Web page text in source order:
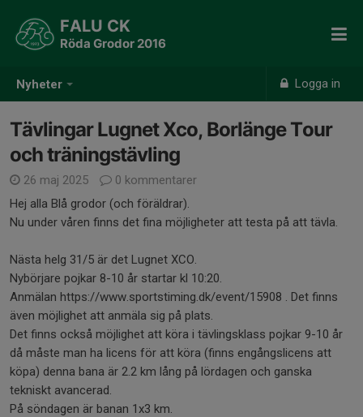
Nyheter Logga in
FALU CK
Röda Grodor 2016
Tävlingar Lugnet Xco, Borlänge Tour
och träningstävling
26 maj 2025
0 kommentarer
Hej alla Blå grodor (och föräldrar).
Nu under våren finns det fina möjligheter att testa på att tävla.
Nästa helg 31/5 är det Lugnet XCO.
Nybörjare pojkar 8-10 år startar kl 10:20.
Anmälan https://www.sportstiming.dk/event/15908 . Det finns
även möjlighet att anmäla sig på plats.
Det finns också möjlighet att köra i tävlingsklass pojkar 9-10 år
då måste man ha licens för att köra (finns engångslicens att
köpa) denna bana är 2.2 km lång på lördagen och ganska
tekniskt avancerad.
På söndagen är banan 1x3 km.